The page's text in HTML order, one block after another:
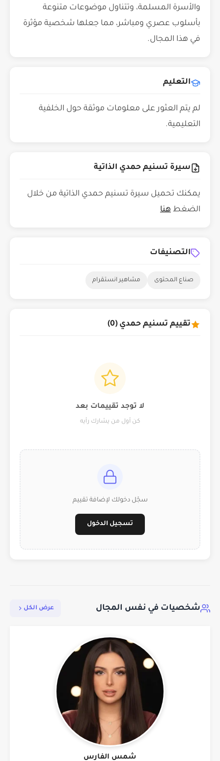
والأسرة المسلمة، وتتناول موضوعات متنوعة
بأسلوب عصري ومباشر، مما جعلها شخصية مؤثرة
في هذا المجال.
التعليم
لم يتم العثور على معلومات موثقة حول الخلفية
التعليمية.
سيرة تسنيم حمدي الذاتية
يمكنك تحميل سيرة تسنيم حمدي الذاتية من خلال
الضغط هنا
التصنيفات
صناع المحتوى مشاهير انستقرام
تقييم تسنيم حمدي (0)
لا توجد تقييمات بعد
كن أول من يشارك رأيه
سجّل دخولك لإضافة تقييم
تسجيل الدخول
شخصيات في نفس المجال عرض الكل
شمس الفارس